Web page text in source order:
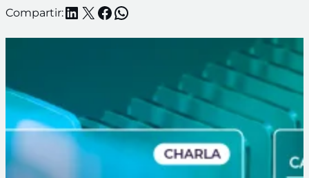
Compartir:LinkedIn
X Facebook
WhatsApp